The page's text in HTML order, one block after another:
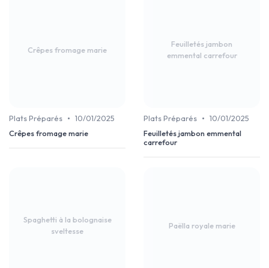
Crêpes fromage marie
Plats Préparés • 10/01/2025
Crêpes fromage marie
Feuilletés jambon
emmental carrefour
Plats Préparés • 10/01/2025
Feuilletés jambon emmental
carrefour
Spaghetti à la bolognaise
sveltesse
Paëlla royale marie